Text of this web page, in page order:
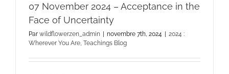
07 November 2024 – Acceptance in the
Face of Uncertainty
Par wildflowerzen_admin | novembre 7th, 2024 | 2024 :
Wherever You Are Teachings Blog